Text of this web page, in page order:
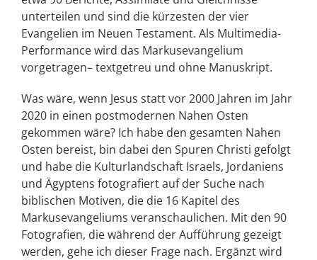
unterteilen und sind die kürzesten der vier
Evangelien im Neuen Testament. Als Multimedia-
Performance wird das Markusevangelium
vorgetragen– textgetreu und ohne Manuskript.
Was wäre, wenn Jesus statt vor 2000 Jahren im Jahr
2020 in einen postmodernen Nahen Osten
gekommen wäre? Ich habe den gesamten Nahen
Osten bereist, bin dabei den Spuren Christi gefolgt
und habe die Kulturlandschaft Israels, Jordaniens
und Ägyptens fotografiert auf der Suche nach
biblischen Motiven, die die 16 Kapitel des
Markusevangeliums veranschaulichen. Mit den 90
Fotografien, die während der Aufführung gezeigt
werden, gehe ich dieser Frage nach. Ergänzt wird